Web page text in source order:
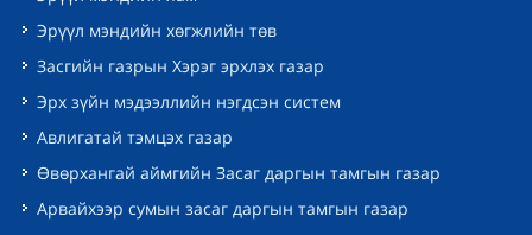
Эрүүл мэндийн хөгжлийн төв
Засгийн газрын Хэрэг эрхлэх газар
Эрх зүйн мэдээллийн нэгдсэн систем
Авлигатай тэмцэх газар
Өвөрхангай аймгийн Засаг даргын тамгын газар
Арвайхээр сумын засаг даргын тамгын газар